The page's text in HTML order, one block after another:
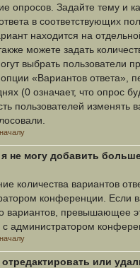
опросов. Задайте тему и
в соответствующих
находится на
можете задать
выбрать пользователи
«Вариантов ответа»,
(0 означает, что опрос
пользователей изменять
не могу добавить
количества вариантов
конференции. Если
вариантов, превышающее
с администратором
отредактировать или